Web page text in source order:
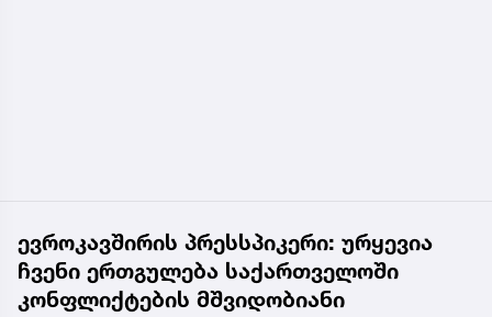
ევროკავშირის პრესსპიკერი: ურყევია
ჩვენი ერთგულება საქართველოში
კონფლიქტების მშვიდობიანი